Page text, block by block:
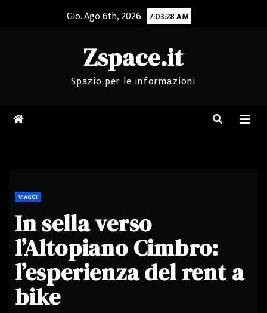
Gio. Ago 6th, 2026 7:03:29 AM
Zspace.it
Spazio per le informazioni
VIAGGI
In sella verso
l’Altopiano Cimbro:
l’esperienza del rent a
bike